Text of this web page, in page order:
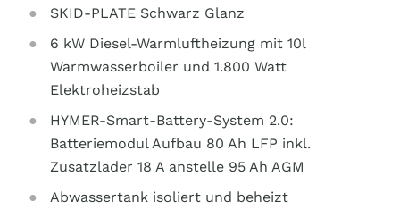
SKID-PLATE Schwarz Glanz
6 kW Diesel-Warmluftheizung mit 10l
Warmwasserboiler und 1.800 Watt
Elektroheizstab
HYMER-Smart-Battery-System 2.0:
Batteriemodul Aufbau 80 Ah LFP inkl.
Zusatzlader 18 A anstelle 95 Ah AGM
Abwassertank isoliert und beheizt